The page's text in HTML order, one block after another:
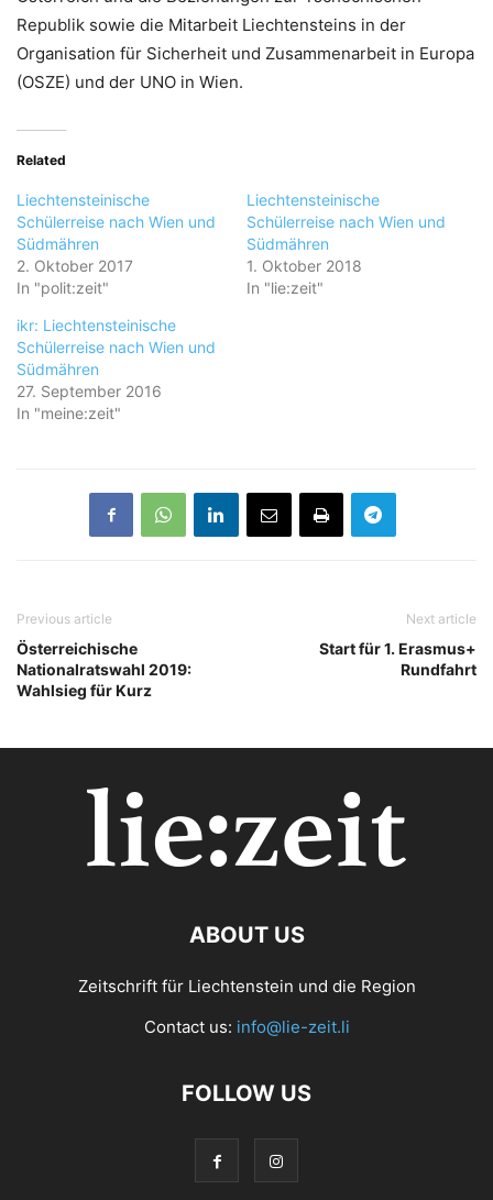
Republik sowie die Mitarbeit Liechtensteins in der
Organisation für Sicherheit und Zusammenarbeit in Europa
(OSZE) und der UNO in Wien.
Related
Liechtensteinische
Schülerreise nach Wien und
Südmähren
2. Oktober 2017
In "polit:zeit"
Liechtensteinische
Schülerreise nach Wien und
Südmähren
1. Oktober 2018
In "lie:zeit"
ikr: Liechtensteinische
Schülerreise nach Wien und
Südmähren
27. September 2016
In "meine:zeit"
Previous article
Österreichische
Nationalratswahl 2019:
Wahlsieg für Kurz
Next article
Start für 1. Erasmus+
Rundfahrt
ABOUT US
Zeitschrift für Liechtenstein und die Region
Contact us: info@lie-zeit.li
FOLLOW US